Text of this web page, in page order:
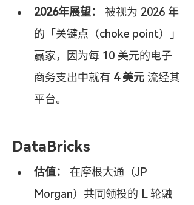
2026年展望：
被视为 2026 年
的「关键点（choke point）」
赢家，因为每 10 美元的电子
商务支出中就有 4 美元 流经其
平台。
DataBricks
估值：
在摩根大通（JP
Morgan）共同领投的 L 轮融